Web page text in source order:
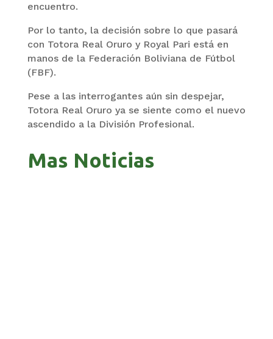
encuentro.
Por lo tanto, la decisión sobre lo que pasará
con Totora Real Oruro y Royal Pari está en
manos de la Federación Boliviana de Fútbol
(FBF).
Pese a las interrogantes aún sin despejar,
Totora Real Oruro ya se siente como el nuevo
ascendido a la División Profesional.
Mas Noticias